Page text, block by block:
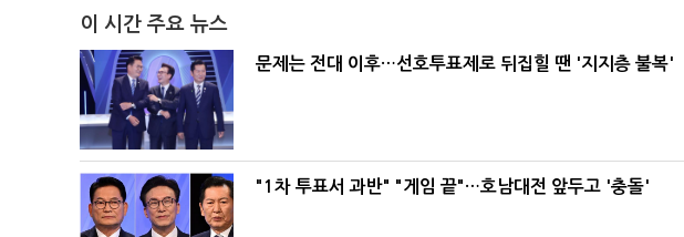
이 시간 주요 뉴스
문제는 전대 이후…선호투표제로 뒤집힐 땐 '지지층 불복'
"1차 투표서 과반" "게임 끝"…호남대전 앞두고 '충돌'